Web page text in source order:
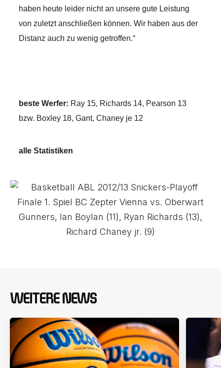
haben heute leider nicht an unsere gute Leistung
von zuletzt anschließen können. Wir haben aus der
Distanz auch zu wenig getroffen.“
beste Werfer: Ray 15, Richards 14, Pearson 13
bzw. Boxley 18, Gant, Chaney je 12
alle Statistiken
WEITERE NEWS